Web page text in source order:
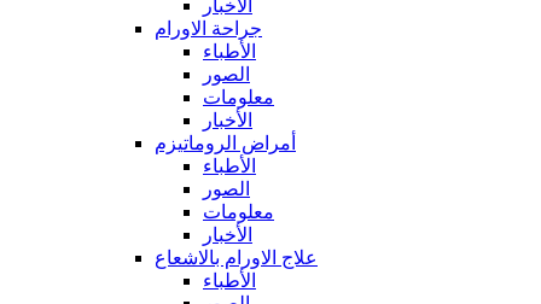
الأخبار
جراحة الاورام
الأطباء
الصور
معلومات
الأخبار
أمراض الروماتيزم
الأطباء
الصور
معلومات
الأخبار
علاج الاورام بالاشعاع
الأطباء